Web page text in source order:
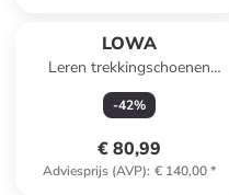
LOWA
Leren trekkingschoenen
"Taurus Pro GTX" antraciet
-42%
€ 80,99
Adviesprijs (AVP): € 140,00*